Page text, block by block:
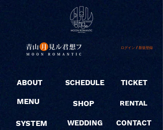
ログイン / 新規登録
ABOUT
MENU
SYSTEM
SCHEDULE
SHOP
WEDDING
TICKET
RENTAL
CONTACT